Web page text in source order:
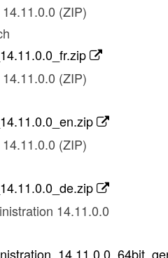
(ZIP)
(ZIP)
(ZIP)
14.11.0.0